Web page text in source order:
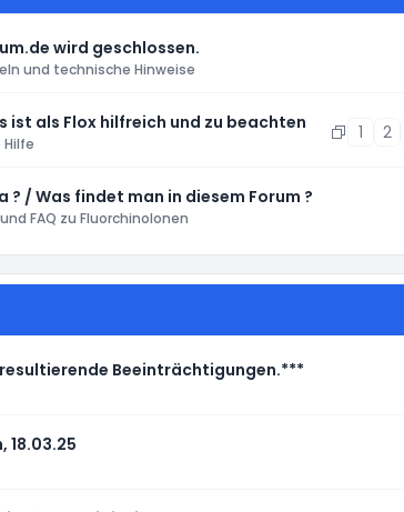
wird geschlossen.
und technische Hinweise
ist als Flox hilfreich und zu beachten
Hilfe
1 2
/ Was findet man in diesem Forum ?
FAQ zu Fluorchinolonen
Beeinträchtigungen.***
18.03.25